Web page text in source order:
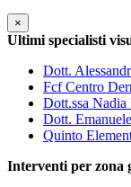
×
Ultimi specialisti
Dott.
Fcf Centro
Dott.ssa Nadia
Dott.
Quinto
Interventi per zona